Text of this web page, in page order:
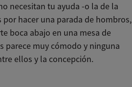
necesitan tu ayuda -o la de la
hacer una parada de hombros,
boca abajo en una mesa de
parece muy cómodo y ninguna
ellos y la concepción.